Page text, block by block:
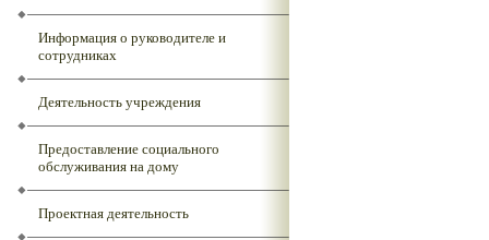
Информация о руководителе и
сотрудниках
Деятельность учреждения
Предоставление социального
обслуживания на дому
Проектная деятельность